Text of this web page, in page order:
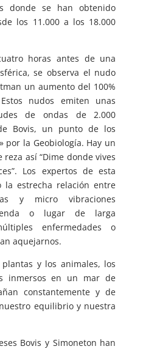
donde se han obtenido
los 11.000 a los 18.000
horas antes de una
se observa el nudo
un aumento del 100%
nudos emiten unas
de ondas de 2.000
Bovis, un punto de los
por la Geobiología. Hay un
así “Dime donde vives
Los expertos de esta
la estrecha relación entre
y micro vibraciones
o lugar de larga
enfermedades o
aquejarnos.
y los animales, los
inmersos en un mar de
constantemente y de
equilibrio y nuestra
Bovis y Simoneton han